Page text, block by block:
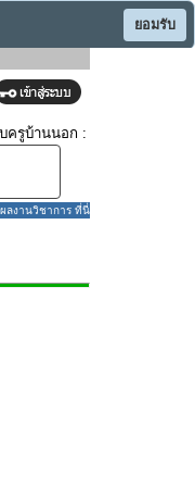
ยอมรับ
ครูบ้านนอก :
ลงานวิชาการ ที่นี่